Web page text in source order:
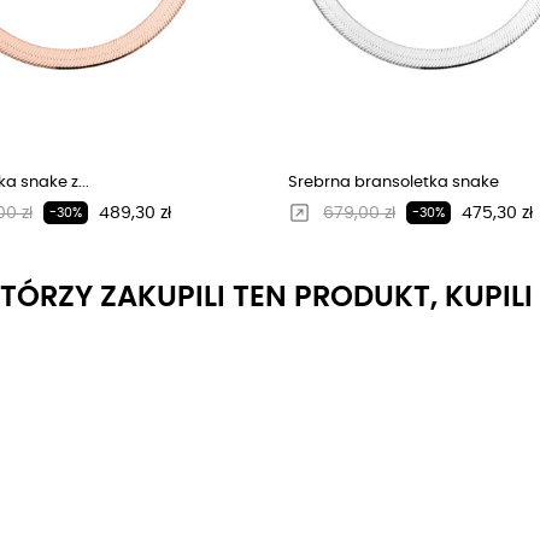
snake z...
cena
zł -30% Cena
489,30 zł
Srebrna bransoletka snake
Regularna cena
679,00 zł -30% Cena
475,30 zł
ZAKUPILI TEN PRODUKT,